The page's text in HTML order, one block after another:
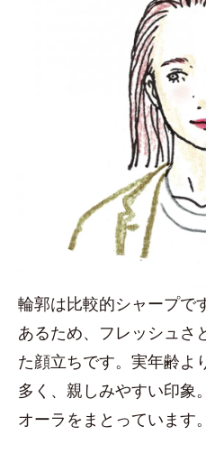
輪郭は比較的シャープで
あるため、フレッシュさ
た顔立ちです。実年齢よ
多く、親しみやすい印象
オーラをまとっています。